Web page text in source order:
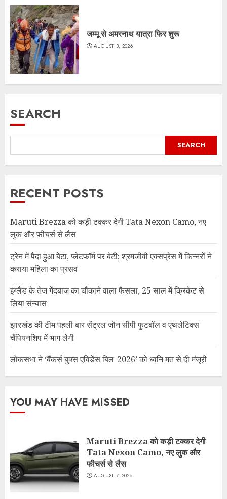
जम्मू से अमरनाथ यात्रा फिर शुरू
AUGUST 3, 2026
SEARCH
SEARCH
RECENT POSTS
Maruti Brezza को कड़ी टक्कर देगी Tata Nexon Camo, नए
लुक और फीचर्स से लैस
ट्रेन में पैदा हुआ बेटा, प्लेटफॉर्म पर बेटी; श्रमजीवी एक्सप्रेस में किन्नरों ने
कराया महिला का प्रसव
इंग्लैंड के तेज गेंदबाज का चौंकाने वाला फैसला, 25 साल में क्रिकेट से
लिया संन्यास
झारखंड की टीम पहली बार सेंट्रल जोन सीपी फुटबॉल व एथलेटिक्स
चैंपियनशिप में भाग लेगी
लोकसभा ने ‘बैंकर्स बुक्स एविडेंस बिल-2026’ को ध्वनि मत से दी मंजूरी
YOU MAY HAVE MISSED
Maruti Brezza को कड़ी टक्कर देगी
Tata Nexon Camo, नए लुक और
फीचर्स से लैस
AUGUST 7, 2026